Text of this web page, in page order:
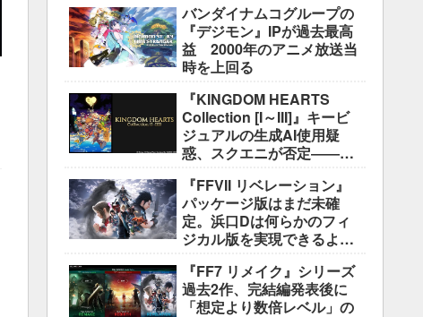
き”には不満
バンダイナムコグループの
『デジモン』IPが過去最高
益 2000年のアニメ放送当
時を上回る
『KINGDOM HEARTS
Collection [I～III]』キービ
ジュアルの生成AI使用疑
惑、スクエニが否定――不
ス」
『FFVII リベレーション』
パッケージ版はまだ未確
定。浜口Dは何らかのフィ
ジカル版を実現できるよう
『FF7 リメイク』シリーズ
過去2作、完結編発表後に
「想定より数倍レベル」の